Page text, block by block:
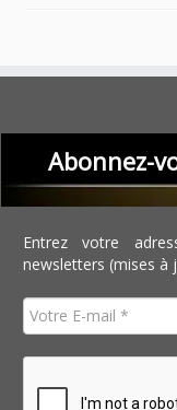
Abonnez-
Entrez votre
newsletters (mises à